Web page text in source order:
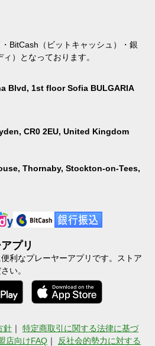
BitCash（ビットキャッシュ）・銀
）となっております。
Blvd, 1st floor Sofia BULGARIA
CR0 2EU, United Kingdom
Thornaby, Stockton-on-Tees,
プリ
利なプレーヤーアプリです。ストア
い。
針 ｜ 特定商取引に関する法律に基づ
店向けFAQ ｜ 反社会的勢力に対する